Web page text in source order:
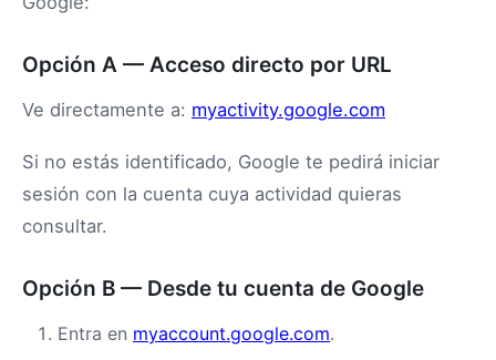
Opción A — Acceso directo por URL
Ve directamente a: myactivity.google.com
Si no estás identificado, Google te pedirá iniciar
sesión con la cuenta cuya actividad quieras
consultar.
Opción B — Desde tu cuenta de Google
Entra en myaccount.google.com.